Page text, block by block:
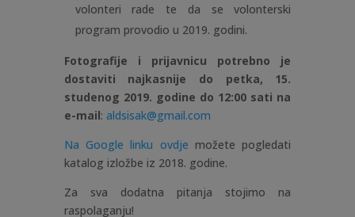
volonteri rade te da se volonterski
program provodio u 2019. godini.
Fotografije i prijavnicu potrebno je
dostaviti najkasnije do petka, 15.
studenog 2019. godine do 12:00 sati na
e-mail: aldsisak@gmail.com
Na Google linku ovdje možete pogledati
katalog izložbe iz 2018. godine.
Za sva dodatna pitanja stojimo na
raspolaganju!